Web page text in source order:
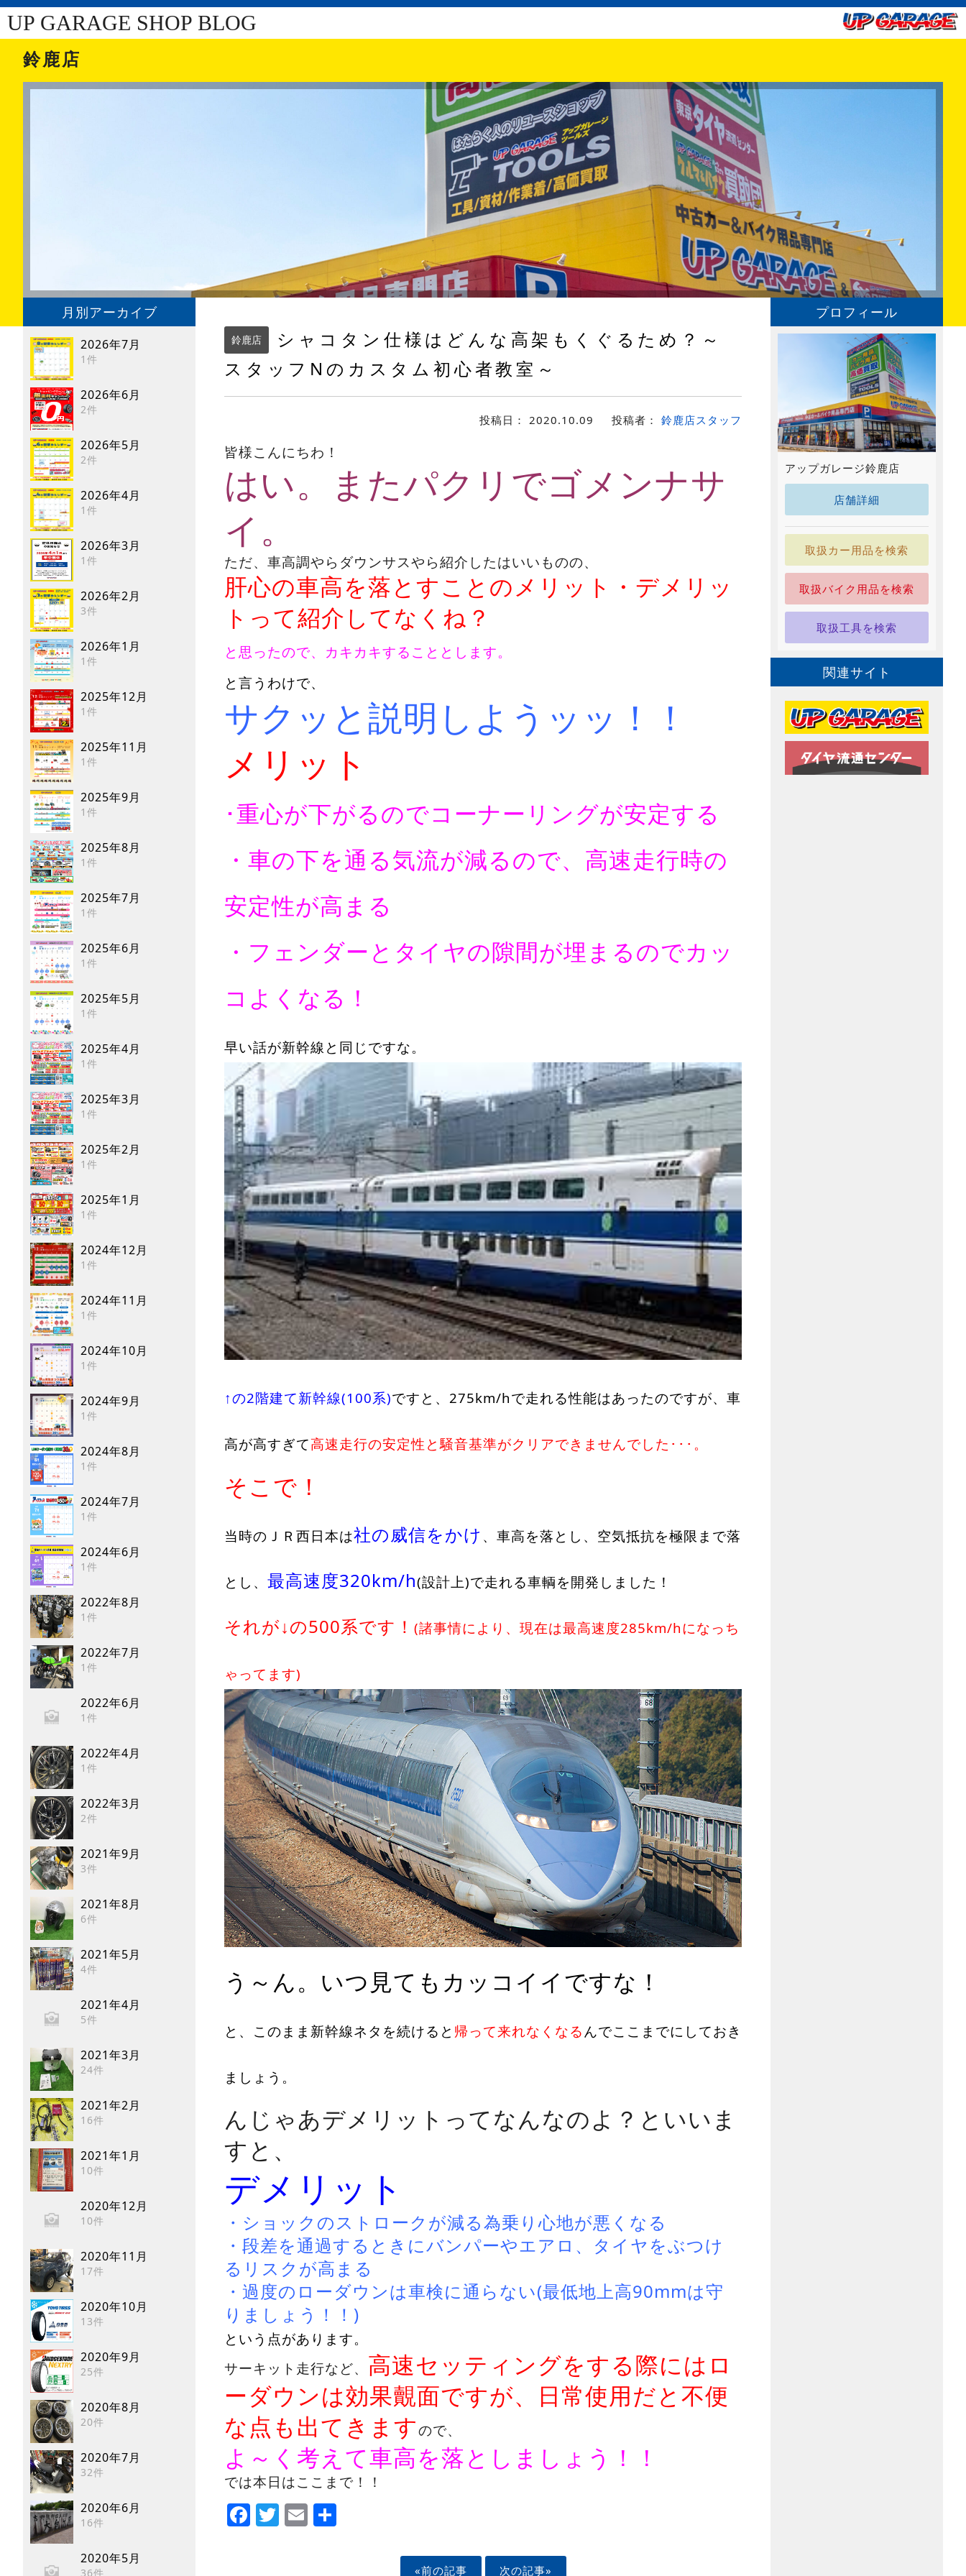
UP GARAGE SHOP BLOG
鈴鹿店
月別アーカイブ
2026年7月
1件
2026年6月
2件
2026年5月
2件
2026年4月
1件
2026年3月
1件
2026年2月
3件
2026年1月
1件
2025年12月
1件
2025年11月
1件
2025年9月
1件
2025年8月
1件
2025年7月
1件
2025年6月
1件
2025年5月
1件
2025年4月
1件
2025年3月
1件
2025年2月
1件
2025年1月
1件
2024年12月
1件
2024年11月
1件
2024年10月
1件
2024年9月
1件
2024年8月
1件
2024年7月
1件
2024年6月
1件
2022年8月
1件
2022年7月
1件
2022年6月
1件
2022年4月
1件
2022年3月
2件
2021年9月
3件
2021年8月
6件
2021年5月
4件
2021年4月
5件
2021年3月
24件
2021年2月
16件
2021年1月
10件
2020年12月
10件
2020年11月
17件
2020年10月
13件
2020年9月
25件
2020年8月
20件
2020年7月
32件
2020年6月
16件
2020年5月
36件
鈴鹿店
シャコタン仕様はどんな高架もくぐるため？～
スタッフNのカスタム初心者教室～
投稿日： 2020.10.09 投稿者： 鈴鹿店スタッフ
皆様こんにちわ！
はい。またパクリでゴメンナサ
イ。
ただ、車高調やらダウンサスやら紹介したはいいものの、
肝心の車高を落とすことのメリット・デメリッ
トって紹介してなくね？
と思ったので、カキカキすることとします。
と言うわけで、
サクッと説明しようッッ！！
メリット
･重心が下がるのでコーナーリングが安定する
・車の下を通る気流が減るので、高速走行時の
安定性が高まる
・フェンダーとタイヤの隙間が埋まるのでカッ
コよくなる！
早い話が新幹線と同じですな。
↑の2階建て新幹線(100系)ですと、275km/hで走れる性能はあったのですが、車
高が高すぎて高速走行の安定性と騒音基準がクリアできませんでした･･･。
そこで！
当時のＪＲ西日本は社の威信をかけ 、車高を落とし、空気抵抗を極限まで落
とし、 最高速度320km/h(設計上)で走れる車輌を開発しました！
それが↓の500系です！ (諸事情により、現在は最高速度285km/hになっち
ゃってます)
う～ん。いつ見てもカッコイイですな！
と、このまま新幹線ネタを続けると 帰って来れなくなる んでここまでにしておき
ましょう。
んじゃあデメリットってなんなのよ？といいま
すと、
デメリット
・ショックのストロークが減る為乗り心地が悪くなる
・段差を通過するときにバンパーやエアロ、タイヤをぶつけ
るリスクが高まる
・過度のローダウンは車検に通らない(最低地上高90mmは守
りましょう！！)
という点があります。
サーキット走行など、 高速セッティングをする際にはロ
ーダウンは効果覿面ですが、日常使用だと不便
な点も出てきますので、
よ～く考えて車高を落としましょう！！
では本日はここまで！！
Facebook
Twitter
Email
«前の記事 次の記事»
プロフィール
アップガレージ鈴鹿店
店舗詳細
取扱カー用品を検索
取扱バイク用品を検索
取扱工具を検索
関連サイト